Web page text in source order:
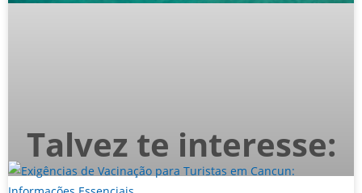
Talvez te interesse: